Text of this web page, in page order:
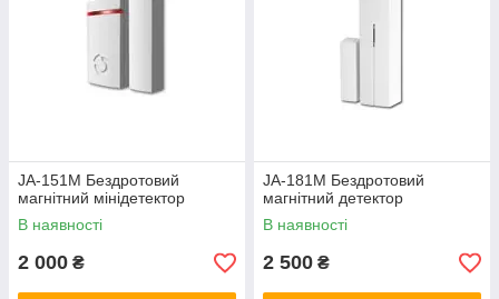
JA-151M Бездротовий
магнітний мінідетектор
В наявності
2 000 ₴
JA-181M Бездротовий
магнітний детектор
В наявності
2 500 ₴